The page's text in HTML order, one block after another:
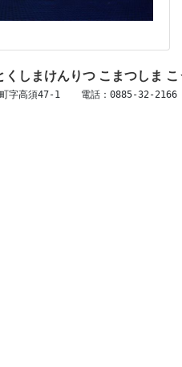
しまけんりつ こまつしま
字高須47-1 　 電話：0885-32-2166